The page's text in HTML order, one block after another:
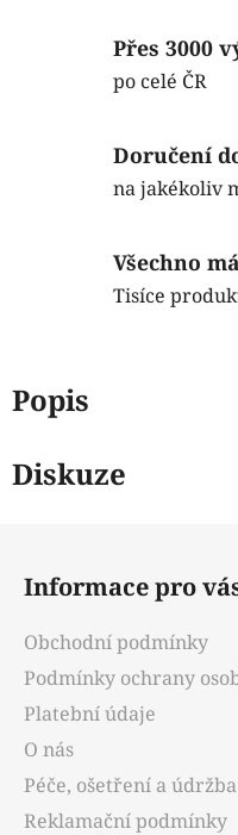
Přes 3000
po celé ČR
Doručení
na jakékoliv
Všechno
Tisíce
Popis
Diskuze
Informace pro
Obchodní podmínky
Podmínky ochrany
Platební údaje
O nás
Péče, ošetření a
Reklamační podmínky